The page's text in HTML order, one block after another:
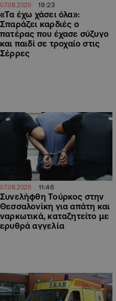
07.08.2026 19:23
«Τα έχω χάσει όλα»:
Σπαράζει καρδιές ο
πατέρας που έχασε σύζυγο
και παιδί σε τροχαίο στις
Σέρρες
07.08.2026 11:46
Συνελήφθη Τούρκος στην
Θεσσαλονίκη για απάτη και
ναρκωτικά, καταζητείτο με
ερυθρά αγγελία